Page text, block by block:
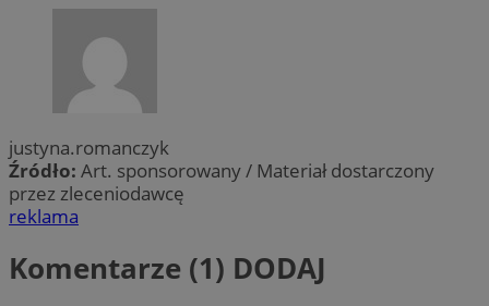
justyna.romanczyk
Źródło: Art. sponsorowany / Materiał dostarczony
przez zleceniodawcę
reklama
Komentarze (1) DODAJ